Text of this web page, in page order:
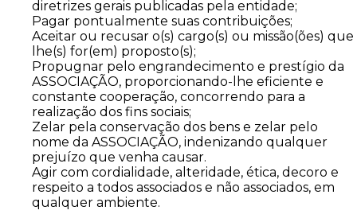
diretrizes gerais publicadas pela entidade;
Pagar pontualmente suas contribuições;
Aceitar ou recusar o(s) cargo(s) ou missão(ões) que
lhe(s) for(em) proposto(s);
Propugnar pelo engrandecimento e prestígio da
ASSOCIAÇÃO, proporcionando-lhe eficiente e
constante cooperação, concorrendo para a
realização dos fins sociais;
Zelar pela conservação dos bens e zelar pelo
nome da ASSOCIAÇÃO, indenizando qualquer
prejuízo que venha causar.
Agir com cordialidade, alteridade, ética, decoro e
respeito a todos associados e não associados, em
qualquer ambiente.